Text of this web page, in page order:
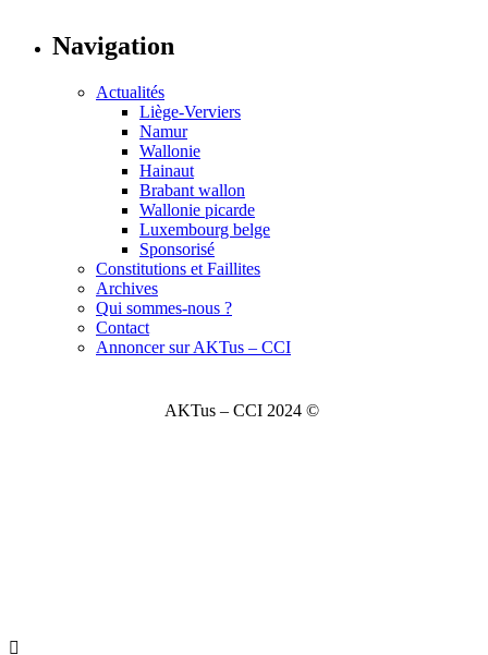
Navigation
Actualités
Liège-Verviers
Namur
Wallonie
Hainaut
Brabant wallon
Wallonie picarde
Luxembourg belge
Sponsorisé
Constitutions et Faillites
Archives
Qui sommes-nous ?
Contact
Annoncer sur AKTus – CCI
AKTus – CCI 2024 ©